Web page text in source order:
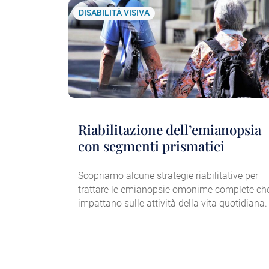
DISABILITÀ VISIVA
Riabilitazione dell’emianopsia
con segmenti prismatici
Scopriamo alcune strategie riabilitative per
trattare le emianopsie omonime complete
impattano sulle attività della vita quotidiana.